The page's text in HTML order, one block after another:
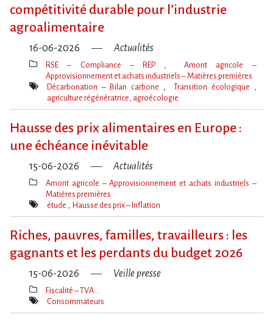
compétitivité durable pour l’industrie
agroalimentaire
16-06-2026 Actualités
Thèmes(s)
RSE – Compliance – REP
Amont agricole –
Approvisionnement et achats industriels – Matières premières
Mot(s)-
Décarbonation – Bilan carbone
Transition écologique
agriculture régénératrice, agroécologie
Hausse des prix alimentaires en Europe :
une échéance inévitable
15-06-2026 Actualités
Thèmes(s)
Amont agricole – Approvisionnement et achats industriels –
Matières premières
Mot(s)-
étude Hausse des prix – Inflation
Riches, pauvres, familles, travailleurs : les
gagnants et les perdants du budget 2026
15-06-2026 Veille presse
Thèmes(s)
Fiscalité – TVA…
Mot(s)-
Consommateurs